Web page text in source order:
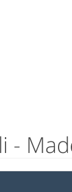
-